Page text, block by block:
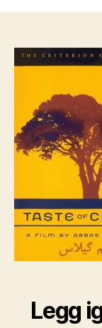
Legg